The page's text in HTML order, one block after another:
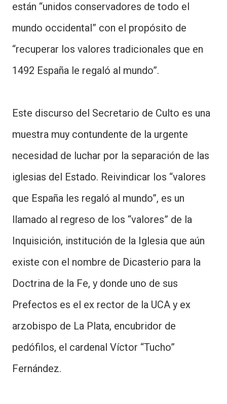
están “unidos conservadores de todo el
mundo occidental” con el propósito de
“recuperar los valores tradicionales que en
1492 España le regaló al mundo”.
Este discurso del Secretario de Culto es una
muestra muy contundente de la urgente
necesidad de luchar por la separación de las
iglesias del Estado. Reivindicar los “valores
que España les regaló al mundo”, es un
llamado al regreso de los “valores” de la
Inquisición, institución de la Iglesia que aún
existe con el nombre de Dicasterio para la
Doctrina de la Fe, y donde uno de sus
Prefectos es el ex rector de la UCA y ex
arzobispo de La Plata, encubridor de
pedófilos, el cardenal Víctor “Tucho”
Fernández.